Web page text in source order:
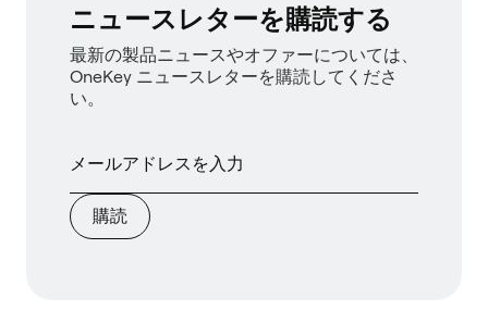
ニュースレターを購読する
最新の製品ニュースやオファーについては、
OneKey ニュースレターを購読してくださ
い。
購読